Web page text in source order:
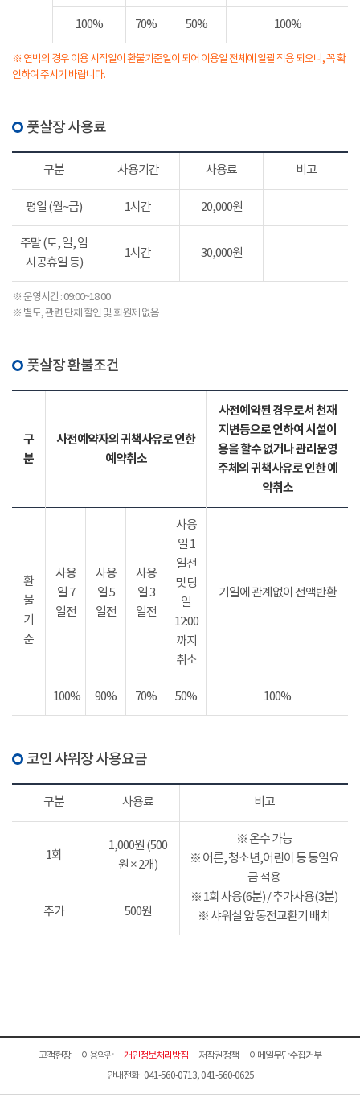
100% 70% 50% 100%
※ 연박의 경우 이용 시작일이 환불기준일이 되어 이용일 전체에 일괄 적용 되오니, 꼭 확
인하여 주시기 바랍니다.
풋살장 사용료
구분 사용기간 사용료 비고
평일 (월~금) 1시간 20,000원
주말 (토, 일, 임
시공휴일 등)
1시간 30,000원
※ 운영시간 : 09:00~18:00
※ 별도, 관련 단체 할인 및 회원제 없음
풋살장 환불조건
구
분
사전예약자의 귀책사유로 인한
예약취소
사전예약된 경우로서 천재
지변등으로 인하여 시설이
용을 할수 없거나 관리운영
주체의 귀책사유로 인한 예
약취소
환
불
기
준
사용
일 7
일전
사용
일 5
일전
사용
일 3
일전
사용
일 1
일전
및 당
일
12:00
까지
취소
기일에 관계없이 전액반환
100% 90% 70% 50% 100%
코인 샤워장 사용요금
구분 사용료 비고
1회
1,000원 (500
원 × 2개)
※ 온수 가능
※ 어른, 청소년,어린이 등 동일요
금 적용
※ 1회 사용(6분) / 추가사용(3분)
※ 샤워실 앞 동전교환기 배치
추가 500원
고객헌장 이용약관 개인정보처리방침 저작권정책
이메일무단수집거부
안내전화 041-560-0713, 041-560-0625